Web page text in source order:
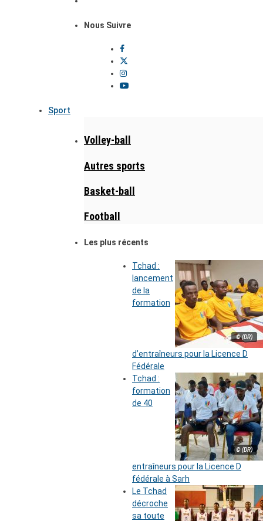
Nous Suivre
Sport
Volley-ball
Autres sports
Basket-ball
Football
Les plus récents
© (DR)
Tchad :
lancement
de la
formation
d’entraîneurs pour la Licence D
Fédérale
© (DR)
Tchad :
formation
de 40
entraîneurs pour la Licence D
fédérale à Sarh
Le Tchad
décroche
sa toute